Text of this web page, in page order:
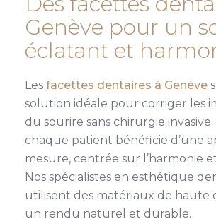
Genève pour un
éclatant et
Les facettes dentaires à Genève
solution idéale pour corriger les
du sourire sans chirurgie invasive.
chaque patient bénéficie d’une
mesure, centrée sur l’harmonie
Nos spécialistes en esthétique
utilisent des matériaux de haute
un rendu naturel et durable.